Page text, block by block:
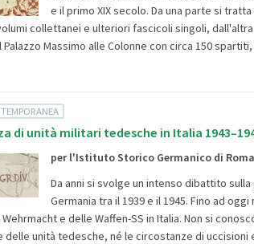
e il primo XIX secolo. Da una parte si
collettanei e ulteriori fascicoli singoli,
Palazzo Massimo alle Colonne con circa 150
di unità militari tedesche in Italia
per l'Istituto Storico Germanico di
Da anni si svolge un intenso dibattito
Germania tra il 1939 e il 1945. Fino ad
e delle Waffen-SS in Italia. Non si
delle unità tedesche, né le circostanze di